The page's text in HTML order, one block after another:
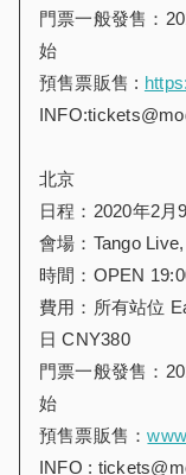
門票一般發售：
始
預售票販售 :
北京
日程：2020年2月
會場：Tango
時間：OPEN
費用：所有站位
日 CNY380
門票一般發售：
始
預售票販售：
INFO :